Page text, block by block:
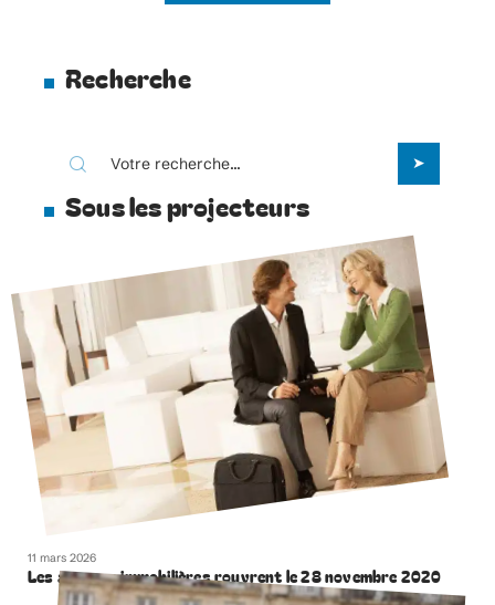
Recherche
Sous les projecteurs
11 mars 2026
Les agences immobilières rouvrent le 28 novembre 2020